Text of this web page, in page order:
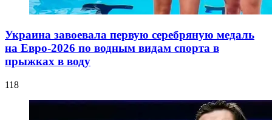
Украина завоевала первую серебряную медаль
на Евро-2026 по водным видам спорта в
прыжках в воду
118